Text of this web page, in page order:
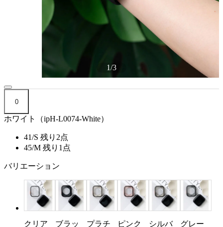
1/3
0
ホワイト（ipH-L0074-White）
41/S 残り2点
45/M 残り1点
バリエーション
クリア
ブラッ
プラチ
ピンク
シルバ
グレー